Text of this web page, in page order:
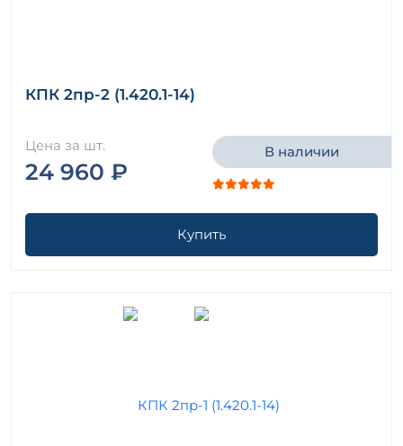
КПК 2пр-2 (1.420.1-14)
Цена за шт.
24 960 ₽
В наличии
Купить